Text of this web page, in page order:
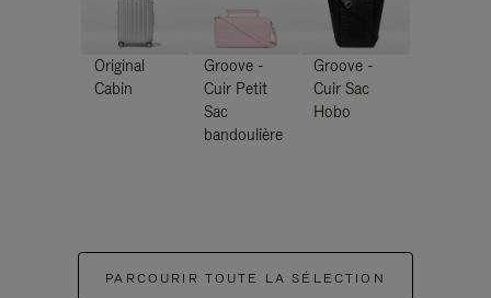
Original
Cabin
Groove -
Cuir Petit
Sac
bandoulière
Groove -
Cuir Sac
Hobo
PARCOURIR TOUTE LA SÉLECTION